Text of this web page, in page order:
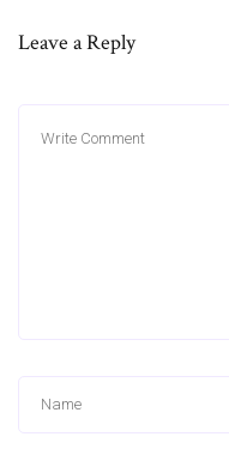
Leave a Reply